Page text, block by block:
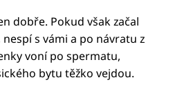
dobře. Pokud však začal
s vámi a po návratu z
voní po spermatu,
bytu těžko vejdou.